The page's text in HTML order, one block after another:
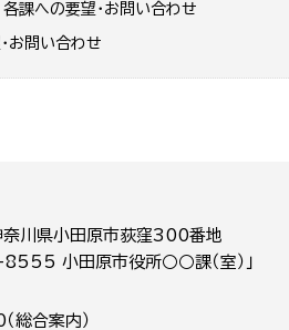
各課への要望・お問い合わせ
お問い合わせ
川県小田原市荻窪300番地
小田原市役所○○課（室）」
合案内）